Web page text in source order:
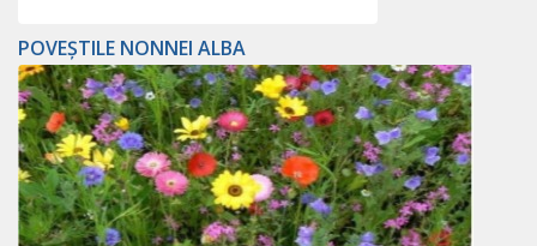
POVEȘTILE NONNEI ALBA